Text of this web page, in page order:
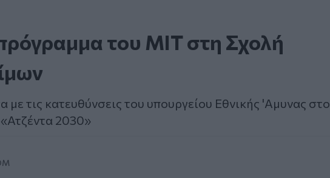
του MIT στη Σχολή
τις κατευθύνσεις του υπουργείου Εθνικής 'Αμυνας στο
2030»